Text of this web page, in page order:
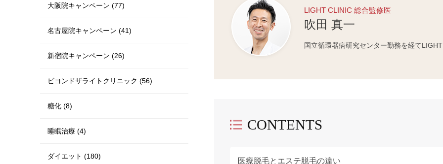
LIGHT CLINIC 総合監修医
吹田 真一
国立循環器病研究センター勤務を経てLIGHT
CONTENTS
医療脱毛とエステ脱毛の違い
大阪院キャンペーン (77)
名古屋院キャンペーン (41)
新宿院キャンペーン (26)
ビヨンドザライトクリニック (56)
糖化 (8)
睡眠治療 (4)
ダイエット (180)